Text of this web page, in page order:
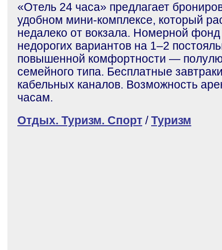
«Отель 24 часа» предлагает
удобном мини-комплексе, который
недалеко от вокзала. Номерной фонд
недорогих вариантов на 1–2
повышенной комфортности —
семейного типа. Бесплатные
кабельных каналов. Возможность
часам.
Отдых. Туризм. Спорт /Туризм